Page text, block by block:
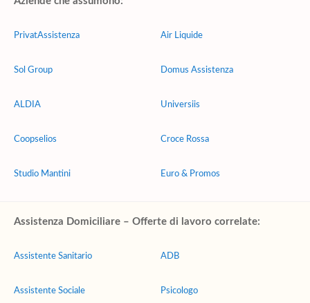
PrivatAssistenza
Sol Group
ALDIA
Coopselios
Studio Mantini
Air Liquide
Domus Assistenza
Universiis
Croce Rossa
Euro & Promos
Assistenza Domiciliare – Offerte di lavoro correlate:
Assistente Sanitario
Assistente Sociale
ADB
Psicologo